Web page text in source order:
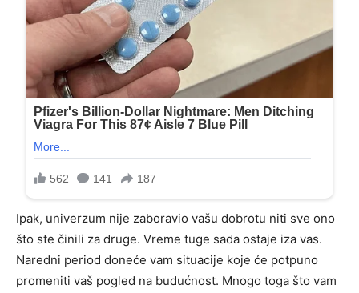
Ipak, univerzum nije zaboravio vašu dobrotu niti sve ono
što ste činili za druge. Vreme tuge sada ostaje iza vas.
Naredni period doneće vam situacije koje će potpuno
promeniti vaš pogled na budućnost. Mnogo toga što vam